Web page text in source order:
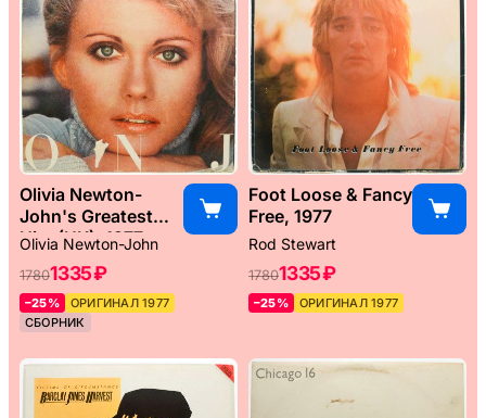
Olivia Newton-
John's Greatest
Hits (UK), 1977
Olivia Newton-John
17801335 ₽
–25%
ОРИГИНАЛ 1977
СБОРНИК
Foot Loose & Fancy
Free, 1977
Rod Stewart
17801335 ₽
–25% ОРИГИНАЛ 1977